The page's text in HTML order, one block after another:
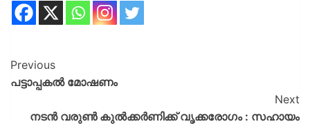
Previous
പട്ടാപ്പകൽ മോഷണം
Next
നടൻ വരുൺ കുൽക്കർണിക്ക് വൃക്കരോഗം : സഹായം